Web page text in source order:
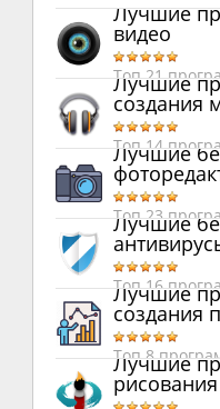
Лучшие
видео
Топ 21
Лучшие
создания
Топ 14
Лучшие
Топ 23
Лучшие
Топ 16
Лучшие
создания
Топ 8
Лучшие
рисования